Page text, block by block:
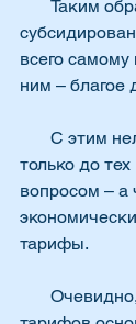
всего
ним – благое
только до
вопросом – а
тарифы.